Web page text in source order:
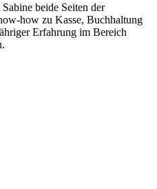
beide Seiten der
how zu Kasse, Buchhaltung
Erfahrung im Bereich